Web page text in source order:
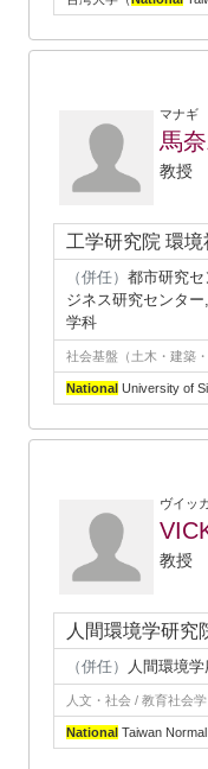
マナギ
馬
教授
工学研究院 環境
（併任） 都市研究
ジネス研究センタ
学科
社会基盤（土木・建築
National University of
ヴイッ
教授
人間環境学研究
（併任） 人間環境
人文・社会 / 教育社会学
National Taiwan